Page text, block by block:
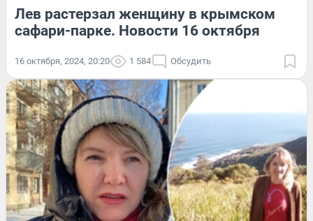
Лев растерзал женщину в крымском
сафари-парке. Новости 16 октября
16 октября, 2024, 20:20 1 584 Обсудить